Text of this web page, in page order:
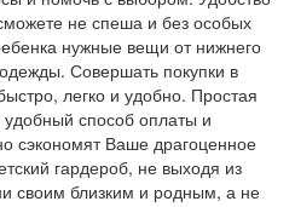
не спеша и без особых
нужные вещи от нижнего
Совершать покупки в
легко и удобно. Простая
способ оплаты и
сэкономят Ваше драгоценное
гардероб, не выходя из
своим близким и родным, а не